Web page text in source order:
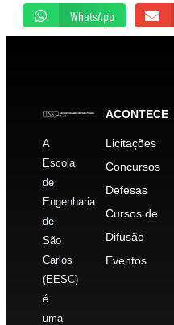
WhatsApp
A
Escola
de
Engenharia
de
São
Carlos
(EESC)
é
uma
ACONTECE
Licitações
Concursos
Defesas
Cursos de
Difusão
Eventos